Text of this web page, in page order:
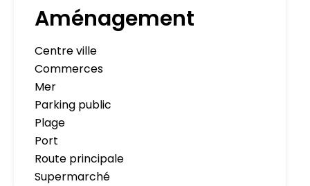
Aménagement
Centre ville
Commerces
Mer
Parking public
Plage
Port
Route principale
Supermarché